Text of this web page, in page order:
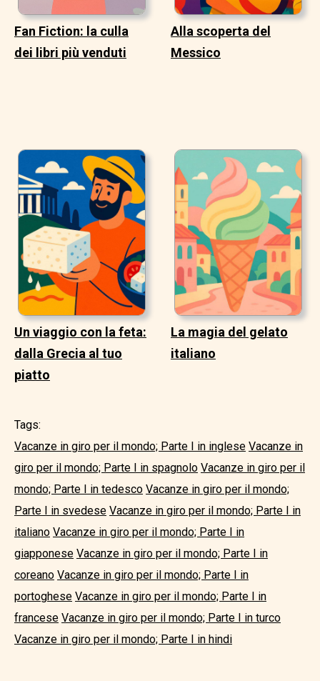
Fan Fiction: la culla
dei libri più venduti
Alla scoperta del
Messico
Un viaggio con la feta:
dalla Grecia al tuo
piatto
La magia del gelato
italiano
Tags:
Vacanze in giro per il mondo; Parte I in inglese Vacanze in
giro per il mondo; Parte I in spagnolo Vacanze in giro per il
mondo; Parte I in tedesco Vacanze in giro per il mondo;
Parte I in svedese Vacanze in giro per il mondo; Parte I in
italiano Vacanze in giro per il mondo; Parte I in
giapponese Vacanze in giro per il mondo; Parte I in
coreano Vacanze in giro per il mondo; Parte I in
portoghese Vacanze in giro per il mondo; Parte I in
francese Vacanze in giro per il mondo; Parte I in turco
Vacanze in giro per il mondo; Parte I in hindi